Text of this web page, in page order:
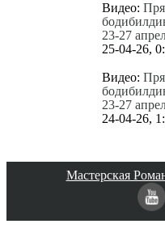
Видео:
23-27
25-04-26,
Видео:
23-27
24-04-26,
Мастерская